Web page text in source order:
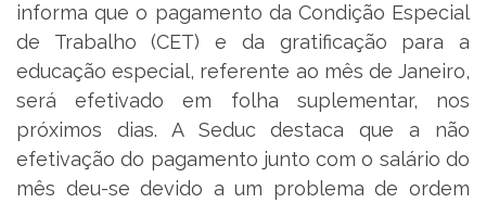
informa que o pagamento da Condição Especial
de Trabalho (CET) e da gratificação para a
educação especial, referente ao mês de Janeiro,
será efetivado em folha suplementar, nos
próximos dias. A Seduc destaca que a não
efetivação do pagamento junto com o salário do
mês deu-se devido a um problema de ordem